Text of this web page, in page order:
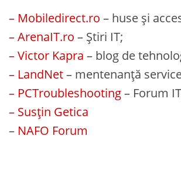
– Mobiledirect.ro – huse și
– ArenaIT.ro – Știri IT;
– Victor Kapra – blog de
– LandNet– mentenanță
– PCTroubleshooting– Forum
– Susțin Getica
– NAFO Forum